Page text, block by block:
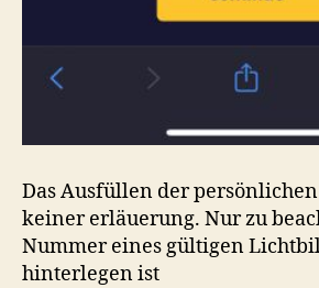
Das Ausfüllen der
keiner erläuerung. Nur zu
Nummer eines gültigen
hinterlegen ist